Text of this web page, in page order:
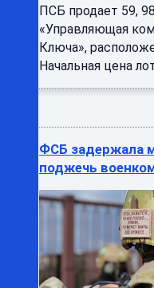
ПСБ продает 59,
«Управляющая
Ключа»,
Начальная цена
ФСБ задержала
поджечь